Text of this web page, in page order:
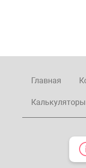
Главная
Калькуляторы